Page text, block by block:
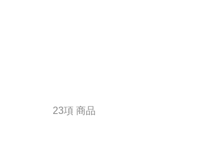
23項 商品